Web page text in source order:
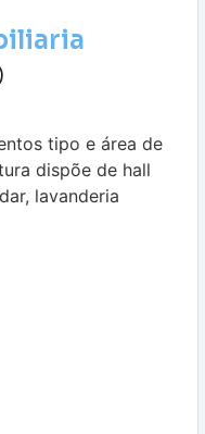
tipo e área de
dispõe de hall
lavanderia